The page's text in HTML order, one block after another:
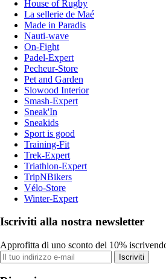
House of Rugby
La sellerie de Maé
Made in Paradis
Nauti-wave
On-Fight
Padel-Expert
Pecheur-Store
Pet and Garden
Slowood Interior
Smash-Expert
Sneak'In
Sneakids
Sport is good
Training-Fit
Trek-Expert
Triathlon-Expert
TripNBikers
Vélo-Store
Winter-Expert
Iscriviti alla nostra newsletter
Approfitta di uno sconto del 10%
Iscriviti